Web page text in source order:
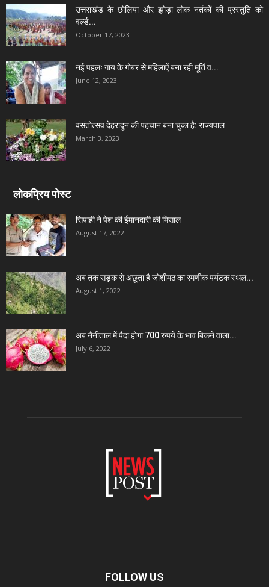
उत्तराखंड के छोलिया और झोड़ा लोक नर्तकों की प्रस्तुति को
वर्ल्ड...
October 17, 2023
नई पहलः गाय के गोबर से महिलाऐं बना रही मूर्ति व...
June 12, 2023
वसंतोत्सव देहरादून की पहचान बना चुका है: राज्यपाल
March 3, 2023
लोकप्रिय पोस्ट
सिपाही ने पेश की ईमानदारी की मिसाल
August 17, 2022
अब तक सड़क से अछूता है जोशीमठ का रमणीक पर्यटक स्थल...
August 1, 2022
अब नैनीताल में पैदा होगा 700 रुपये के भाव बिकने वाला...
July 6, 2022
FOLLOW US